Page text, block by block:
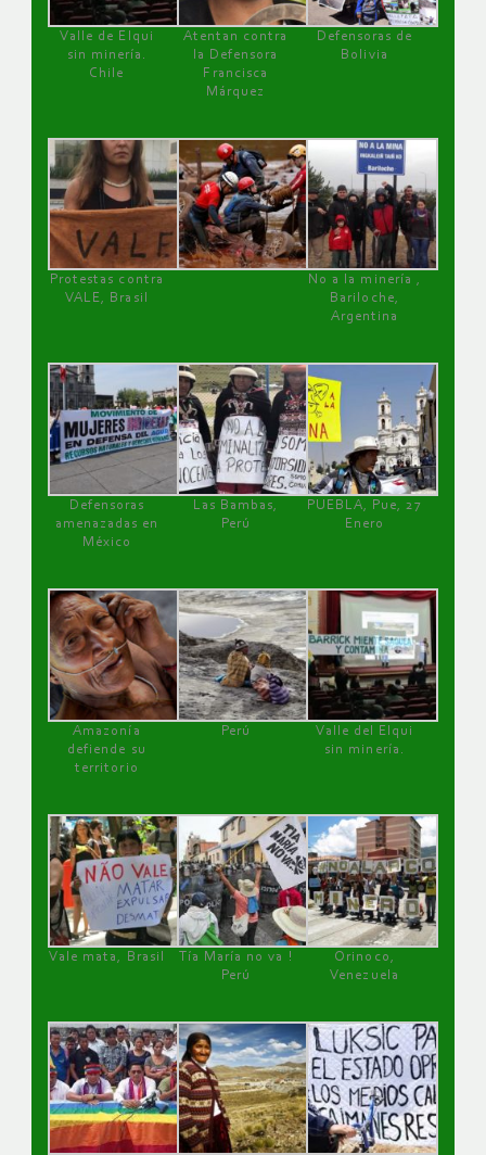
Valle de Elqui
sin minería.
Chile
Atentan contra
la Defensora
Francisca
Márquez
Defensoras de
Bolivia
Protestas contra
VALE, Brasil
No a la minería ,
Bariloche,
Argentina
Defensoras
amenazadas en
México
Las Bambas,
Perú
PUEBLA, Pue, 27
Enero
Amazonía
defiende su
territorio
Perú
Valle del Elqui
sin minería.
Vale mata, Brasil
Tía María no va !
Perú
Orinoco,
Venezuela